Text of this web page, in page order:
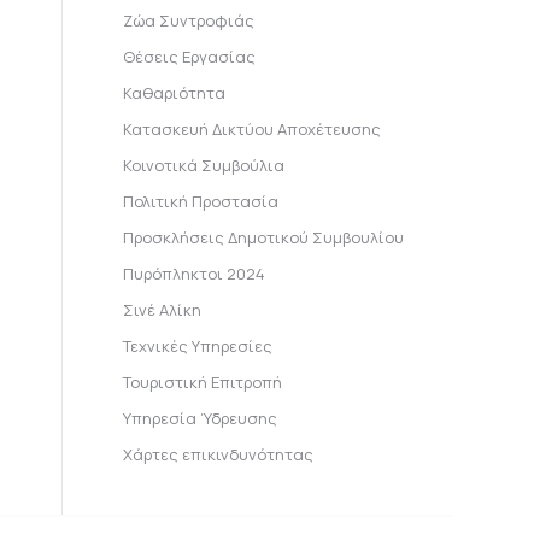
Ζώα Συντροφιάς
Θέσεις Εργασίας
Καθαριότητα
Κατασκευή Δικτύου Αποχέτευσης
Κοινοτικά Συμβούλια
Πολιτική Προστασία
Προσκλήσεις Δημοτικού Συμβουλίου
Πυρόπληκτοι 2024
Σινέ Αλίκη
Τεχνικές Υπηρεσίες
Τουριστική Επιτροπή
Υπηρεσία Ύδρευσης
Χάρτες επικινδυνότητας